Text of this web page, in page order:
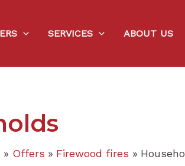
SERVICES ABOUT US
Offers Firewood fires
low